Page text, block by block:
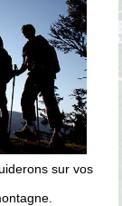
sur vos